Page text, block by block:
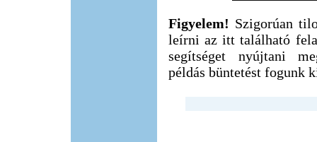
Figyelem! Szigorúan
leírni az itt található
segítséget nyújtani
példás büntetést fogunk